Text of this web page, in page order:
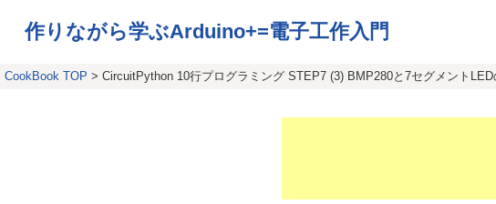
作りながら学ぶArduino+=電子工作入門
CookBook TOP > CircuitPython 10行プログラミング STEP7 (3) BMP280と7セグメントLED